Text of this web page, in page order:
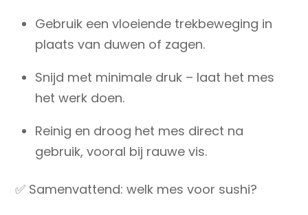
Gebruik een vloeiende trekbeweging in
plaats van duwen of zagen.
Snijd met minimale druk – laat het mes
het werk doen.
Reinig en droog het mes direct na
gebruik, vooral bij rauwe vis.
✅ Samenvattend: welk mes voor sushi?